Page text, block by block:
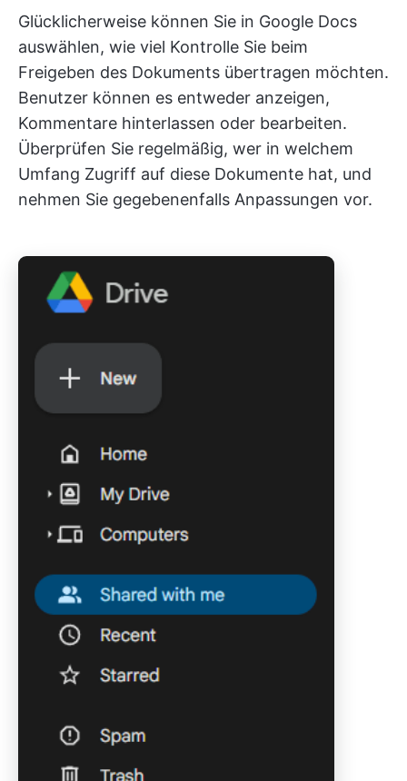
Glücklicherweise können Sie in Google Docs
auswählen, wie viel Kontrolle Sie beim
Freigeben des Dokuments übertragen möchten.
Benutzer können es entweder anzeigen,
Kommentare hinterlassen oder bearbeiten.
Überprüfen Sie regelmäßig, wer in welchem
Umfang Zugriff auf diese Dokumente hat, und
nehmen Sie gegebenenfalls Anpassungen vor.